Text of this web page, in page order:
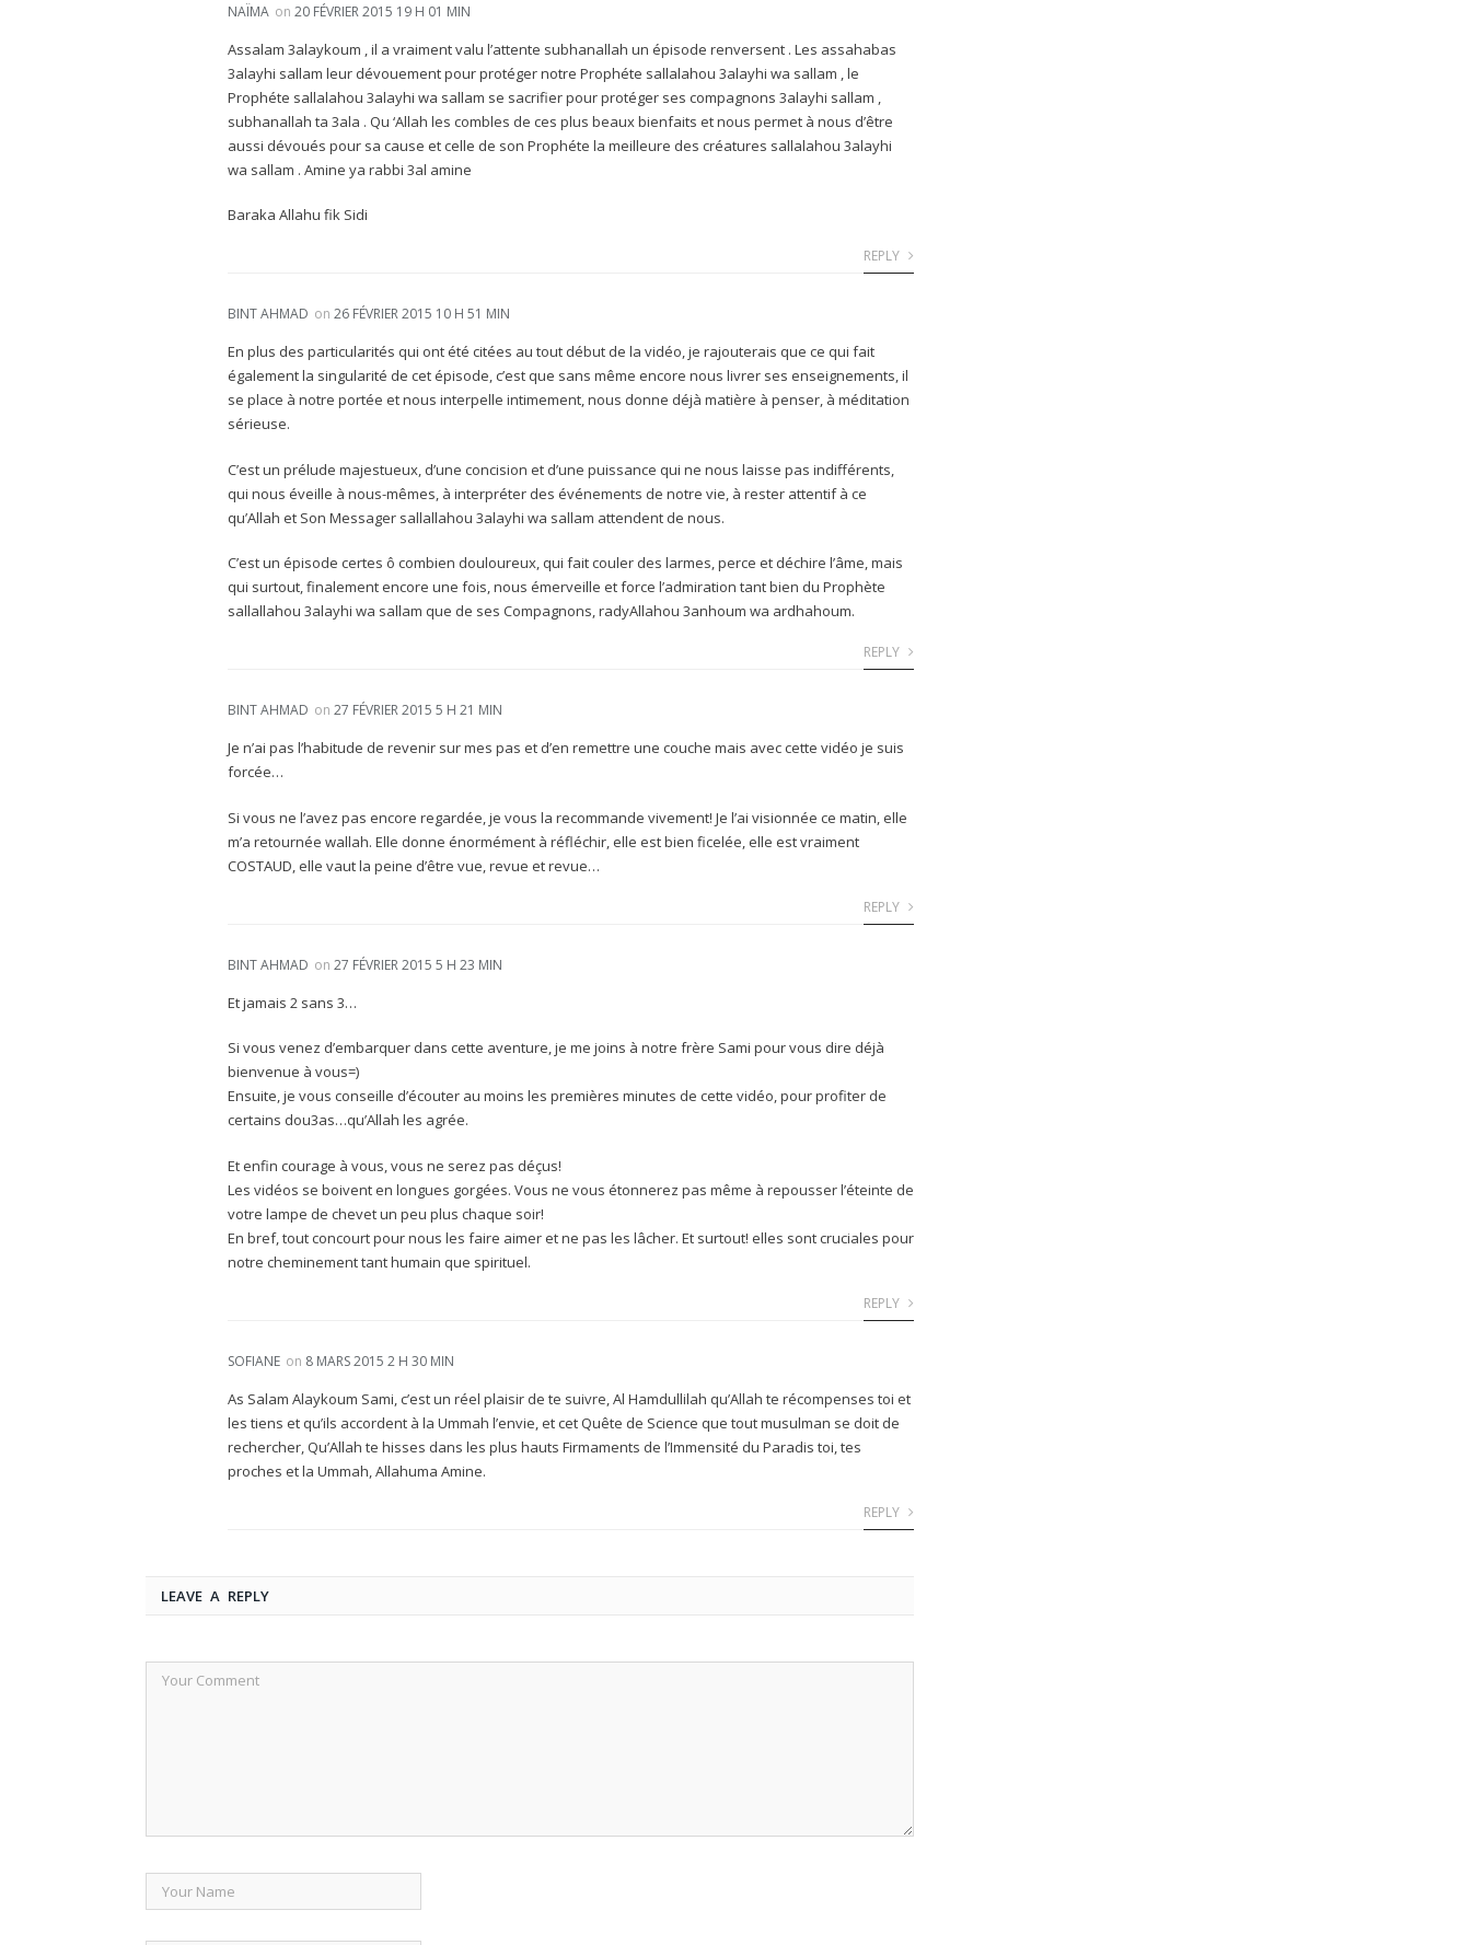
NAÏMA on 20 FÉVRIER 2015 19 H 01 MIN
Assalam 3alaykoum , il a vraiment valu l’attente subhanallah un épisode renversent . Les assahabas
3alayhi sallam leur dévouement pour protéger notre Prophéte sallalahou 3alayhi wa sallam , le
Prophéte sallalahou 3alayhi wa sallam se sacrifier pour protéger ses compagnons 3alayhi sallam ,
subhanallah ta 3ala . Qu ‘Allah les combles de ces plus beaux bienfaits et nous permet à nous d’être
aussi dévoués pour sa cause et celle de son Prophéte la meilleure des créatures sallalahou 3alayhi
wa sallam . Amine ya rabbi 3al amine
Baraka Allahu fik Sidi
REPLY
BINT AHMAD on 26 FÉVRIER 2015 10 H 51 MIN
En plus des particularités qui ont été citées au tout début de la vidéo, je rajouterais que ce qui fait
également la singularité de cet épisode, c’est que sans même encore nous livrer ses enseignements, il
se place à notre portée et nous interpelle intimement, nous donne déjà matière à penser, à méditation
sérieuse.
C’est un prélude majestueux, d’une concision et d’une puissance qui ne nous laisse pas indifférents,
qui nous éveille à nous-mêmes, à interpréter des événements de notre vie, à rester attentif à ce
qu’Allah et Son Messager sallallahou 3alayhi wa sallam attendent de nous.
C’est un épisode certes ô combien douloureux, qui fait couler des larmes, perce et déchire l’âme, mais
qui surtout, finalement encore une fois, nous émerveille et force l’admiration tant bien du Prophète
sallallahou 3alayhi wa sallam que de ses Compagnons, radyAllahou 3anhoum wa ardhahoum.
REPLY
BINT AHMAD on 27 FÉVRIER 2015 5 H 21 MIN
Je n’ai pas l’habitude de revenir sur mes pas et d’en remettre une couche mais avec cette vidéo je suis
forcée…
Si vous ne l’avez pas encore regardée, je vous la recommande vivement! Je l’ai visionnée ce matin, elle
m’a retournée wallah. Elle donne énormément à réfléchir, elle est bien ficelée, elle est vraiment
COSTAUD, elle vaut la peine d’être vue, revue et revue…
REPLY
BINT AHMAD on 27 FÉVRIER 2015 5 H 23 MIN
Et jamais 2 sans 3…
Si vous venez d’embarquer dans cette aventure, je me joins à notre frère Sami pour vous dire déjà
bienvenue à vous=)
Ensuite, je vous conseille d’écouter au moins les premières minutes de cette vidéo, pour profiter de
certains dou3as…qu’Allah les agrée.
Et enfin courage à vous, vous ne serez pas déçus!
Les vidéos se boivent en longues gorgées. Vous ne vous étonnerez pas même à repousser l’éteinte de
votre lampe de chevet un peu plus chaque soir!
En bref, tout concourt pour nous les faire aimer et ne pas les lâcher. Et surtout! elles sont cruciales pour
notre cheminement tant humain que spirituel.
REPLY
SOFIANE on 8 MARS 2015 2 H 30 MIN
As Salam Alaykoum Sami, c’est un réel plaisir de te suivre, Al Hamdullilah qu’Allah te récompenses toi et
les tiens et qu’ils accordent à la Ummah l’envie, et cet Quête de Science que tout musulman se doit de
rechercher, Qu’Allah te hisses dans les plus hauts Firmaments de l’Immensité du Paradis toi, tes
proches et la Ummah, Allahuma Amine.
REPLY
LEAVE A REPLY